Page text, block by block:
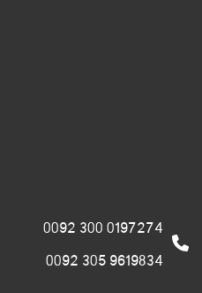
0197274 300 0092
9619834 305 0092